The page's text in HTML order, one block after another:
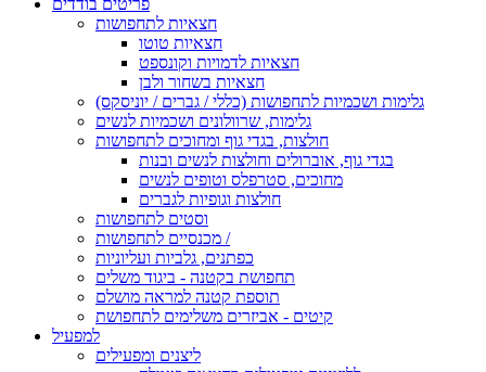
פריטים בודדים
חצאיות לתחפושות
חצאיות טוטו
חצאיות לדמויות וקונספט
חצאיות בשחור ולבן
גלימות ושכמיות לתחפושות (כללי / גברים / יוניסקס)
גלימות, שרוולונים ושכמיות לנשים
חולצות, בגדי גוף ומחוכים לתחפושות
בגדי גוף, אוברולים וחולצות לנשים ובנות
מחוכים, סטרפלס וטופים לנשים
חולצות וגופיות לגברים
וסטים לתחפושות
מכנסיים לתחפושות /
כפתנים, גלביות ועליוניות
תחפושת בקטנה - ביגוד משלים
תוספת קטנה למראה מושלם
קיטים - אביזרים משלימים לתחפושת
למפעיל
ליצנים ומפעילים